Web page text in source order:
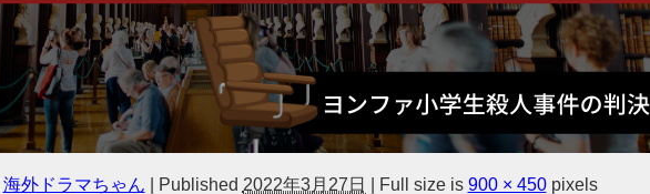
海外ドラマちゃん Published 2022年3月27日 Full size is 900 × 450pixels